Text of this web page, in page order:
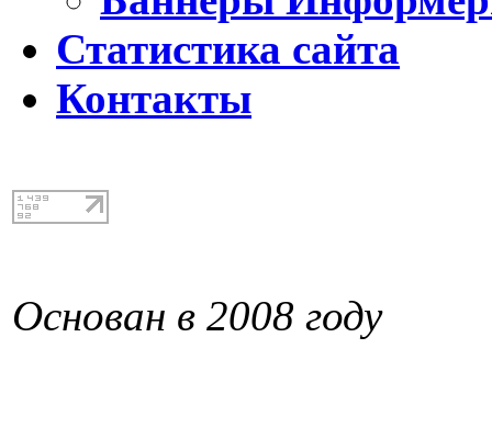
Статистика сайта
Контакты
Основан в 2008 году